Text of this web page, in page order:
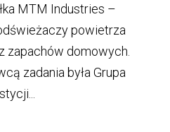
MTM Industries –
powietrza
zapachów domowych.
zadania była Grupa